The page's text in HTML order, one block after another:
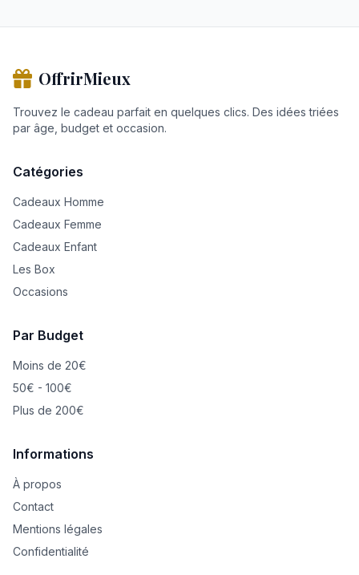
OffrirMieux
Trouvez le cadeau parfait en quelques clics. Des idées triées
par âge, budget et occasion.
Catégories
Cadeaux Homme
Cadeaux Femme
Cadeaux Enfant
Les Box
Occasions
Par Budget
Moins de 20€
50€ - 100€
Plus de 200€
Informations
À propos
Contact
Mentions légales
Confidentialité